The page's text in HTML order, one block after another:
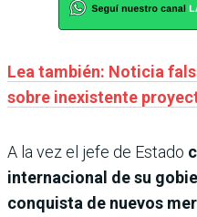
Lea también: Noticia
sobre inexistente
A la vez el jefe de Estado
internacional de su
conquista de nuevos